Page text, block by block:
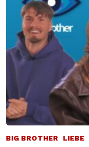
BIG BROTHER LIEBE